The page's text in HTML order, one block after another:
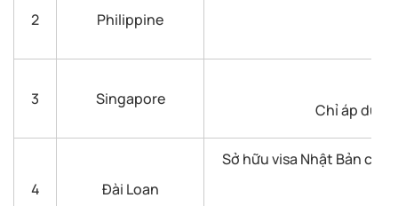
2 Philippine
3 Singapore
Chỉ áp
4 Đài Loan
Sở hữu visa Nhật Bản